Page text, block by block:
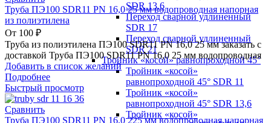
SDR 13,6
Переход сварной удлиненный
SDR 17
Переход сварной удлиненный
SDR 21
Тройник «косой» равнопроходной 45°
Тройник «косой»
равнопроходной 45° SDR 11
Тройник «косой»
равнопроходной 45° SDR 13,6
Тройник «косой»
Труба ПЭ100 SDR11 PN 16,0 25 мм водопроводная напорная
из полиэтилена
От 100 ₽
Труба из полиэтилена ПЭ100 SDR11 PN 16,0 25 мм заказать с
доставкой Труба ПЭ100 SDR11 PN 16,0 25 мм водопроводная
Добавить в список желаний
Подробнее
Быстрый просмотр
Сравнить
Труба ПЭ100 SDR11 PN 16,0 225 мм водопроводная напорная